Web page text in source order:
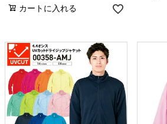
カートに入れる